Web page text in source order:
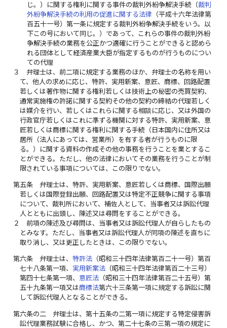
じ。）に関する権利に関する事件の裁判外紛争解決手続（裁判
外紛争解決手続の利用の促進に関する法律 （平成十六年法律第
百五十一号）第一条に規定する裁判外紛争解決手続をいう。以
下この号において同じ。）であって、これらの事件の裁判外紛
争解決手続の業務を公正かつ適確に行うことができると認めら
れる団体として経済産業大臣が指定するものが行うものについ
ての代理
３
弁理士は、前二項に規定する業務のほか、弁理士の名称を用い
て、他人の求めに応じ、特許、実用新案、意匠、商標、回路配置
若しくは著作物に関する権利若しくは技術上の秘密の売買契約、
通常実施権の許諾に関する契約その他の契約の締結の代理若しく
は媒介を行い、若しくはこれらに関する相談に応じ、又は外国の
行政官庁若しくはこれに準ずる機関に対する特許、実用新案、意
匠若しくは商標に関する権利に関する手続（日本国内に住所又は
居所（法人にあっては、営業所）を有する者が行うものに限
る。）に関する資料の作成その他の事務を行うことを業とするこ
とができる。ただし、他の法律においてその業務を行うことが制
限されている事項については、この限りでない。
第五条
弁理士は、特許、実用新案、意匠若しくは商標、国際出願
若しくは国際登録出願、回路配置又は特定不正競争に関する事項
について、裁判所において、補佐人として、当事者又は訴訟代理
人とともに出頭し、陳述又は尋問をすることができる。
２
前項の陳述及び尋問は、当事者又は訴訟代理人が自らしたもの
とみなす。ただし、当事者又は訴訟代理人が同項の陳述を直ちに
取り消し、又は更正したときは、この限りでない。
第六条 弁理士は、特許法 （昭和三十四年法律第百二十一号）第百
七十八条第一項、 実用新案法 （昭和三十四年法律第百二十三号）
第四十七条第一項、 意匠法 （昭和三十四年法律第百二十五号）第
五十九条第一項又は商標法第六十三条第一項に規定する訴訟に関
して訴訟代理人となることができる。
第六条の二
弁理士は、第十五条の二第一項に規定する特定侵害訴
訟代理業務試験に合格し、かつ、第二十七条の三第一項の規定に